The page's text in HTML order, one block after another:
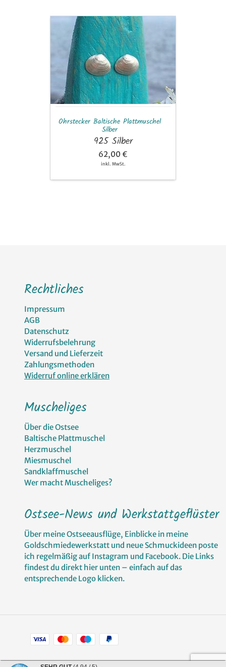
Ohrstecker
Baltische
Plattmuschel
Silber
Ohrstecker Baltische Plattmuschel
Silber
925 Silber
62,00 €
inkl. MwSt.
Rechtliches
Impressum
AGB
Datenschutz
Widerrufsbelehrung
Versand und Lieferzeit
Zahlungsmethoden
Widerruf online erklären
Muscheliges
Über die Ostsee
Baltische Plattmuschel
Herzmuschel
Miesmuschel
Sandklaffmuschel
Wer macht Muscheliges?
Ostsee-News und Werkstattgeflüster
Über meine Ostseeausflüge, Einblicke in meine
Goldschmiedewerkstatt und neue Schmuckideen poste
ich regelmäßig auf Instagram und Facebook. Die Links
findest du direkt hier unten – einfach auf das
entsprechende Logo klicken.
Zahlungsarten
FacebookPinterestInstagram